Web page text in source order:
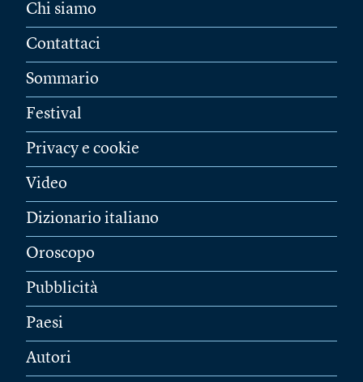
Chi siamo
Contattaci
Sommario
Festival
Privacy e cookie
Video
Dizionario italiano
Oroscopo
Pubblicità
Paesi
Autori